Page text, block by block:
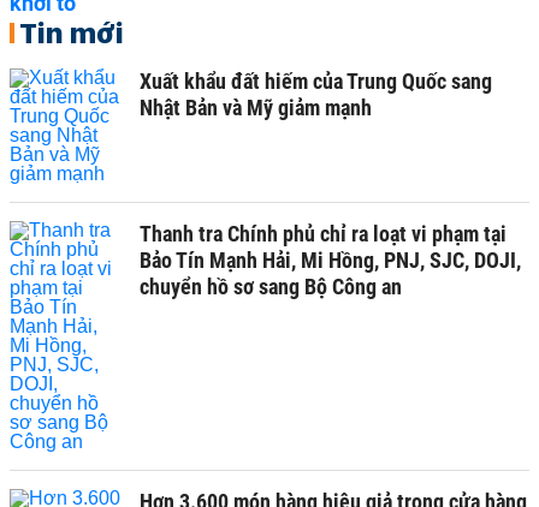
Tin mới
Xuất khẩu đất hiếm của Trung Quốc sang
Nhật Bản và Mỹ giảm mạnh
Thanh tra Chính phủ chỉ ra loạt vi phạm tại
Bảo Tín Mạnh Hải, Mi Hồng, PNJ, SJC, DOJI,
chuyển hồ sơ sang Bộ Công an
Hơn 3.600 món hàng hiệu giả trong cửa hàng